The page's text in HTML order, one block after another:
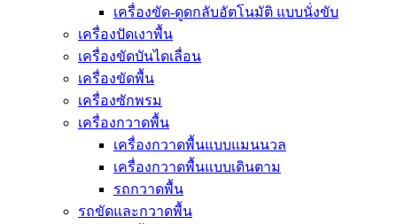
เครื่องขัด-ดูดกลับอัตโนมัติ แบบนั่งขับ
เครื่องปัดเงาพื้น
เครื่องขัดบันไดเลื่อน
เครื่องขัดพื้น
เครื่องซักพรม
เครื่องกวาดพื้น
เครื่องกวาดพื้นแบบแมนนวล
เครื่องกวาดพื้นแบบเดินตาม
รถกวาดพื้น
รถขัดและกวาดพื้น